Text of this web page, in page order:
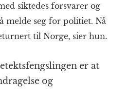
siktedes forsvarer og
melde seg for politiet. Nå
til Norge, sier hun.
er at
og